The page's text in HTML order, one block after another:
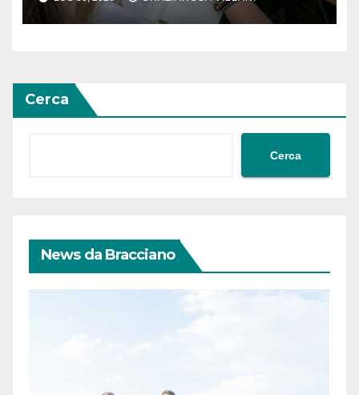
terra”
Cerca
Cerca
News da Bracciano